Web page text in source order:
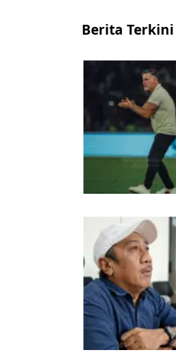
Berita Terkini